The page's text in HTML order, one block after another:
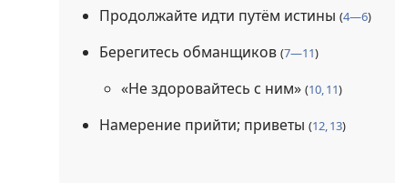
Продолжайте идти путём истины (4—6)
Берегитесь обманщиков (7—11)
«Не здоровайтесь с ним» (10, 11)
Намерение прийти; приветы (12, 13)